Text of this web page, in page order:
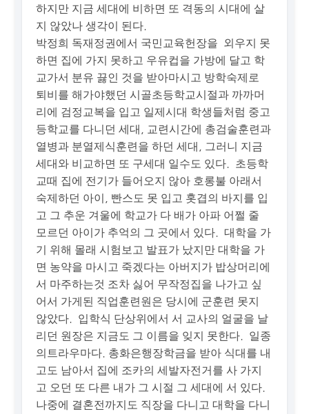
하지만 지금 세대에 비하면 또 격동의 시대에 살
지 않았나 생각이 된다.
박정희 독재정권에서 국민교육헌장을 외우지 못
하면 집에 가지 못하고 우유컵을 가방에 달고 학
교가서 분유 끓인 것을 받아마시고 방학숙제로
퇴비를 해가야했던 시골초등학교시절과 까까머
리에 검정교복을 입고 일제시대 학생들처럼 중고
등학교를 다니던 세대, 교련시간에 총검술훈련과
열병과 분열제식훈련을 하던 세대, 그러니 지금
세대와 비교하면 또 구세대 일수도 있다. 초등학
교때 집에 전기가 들어오지 않아 호롱불 아래서
숙제하던 아이, 빤스도 못 입고 홋겹의 바지를 입
고 그 추운 겨울에 학교가 다 배가 아파 어쩔 줄
모르던 아이가 추억의 그 곳에서 있다. 대학을 가
기 위해 몰래 시험보고 발표가 났지만 대학을 가
면 농약을 마시고 죽겠다는 아버지가 밥상머리에
서 마주하는것 조차 싫어 무작정집을 나가고 싶
어서 가게된 직업훈련원은 당시에 군훈련 못지
않았다. 입학식 단상위에서 서 교사의 얼굴을 날
리던 원장은 지금도 그 이름을 잊지 못한다. 일종
의트라우마다. 총화은행장학금을 받아 식대를 내
고도 남아서 집에 조카의 세발자전거를 사 가지
고 오던 또 다른 내가 그 시절 그 세대에 서 있다.
나중에 결혼전까지도 직장을 다니고 대학을 다니